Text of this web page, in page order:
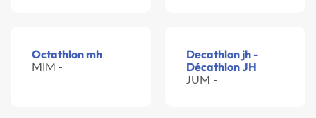
Octathlon mh
MIM -
Decathlon jh -
Décathlon JH
JUM -